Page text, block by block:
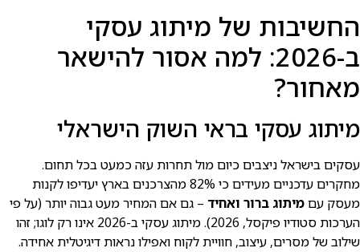
החשיבות של מיתוג עסקי
ב-2026: למה אסור להישאר
מאחור?
מיתוג עסקי בראי השוק הישראלי
עסקים בישראל ניצבים כיום מול תחרות עזה כמעט בכל תחום.
מחקרים עדכניים מעידים כי 82% מהצרכנים בארץ יעדיפו לקנות
מעסק עםמיתוג ברור ואחיד – גם אם המחיר מעט גבוה יותר (על פי
הערכות סטודיו פיקסל, 2026). מיתוג עסקי ב-2026 אינו רק לוגו; זהו
שילוב של מסרים, עיצוב, חוויית לקוח ואפילו נראות דיגיטלית אחידה.